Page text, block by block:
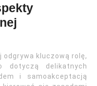
kluczową rolę,
dotyczą delikatnych
i samoakceptacją